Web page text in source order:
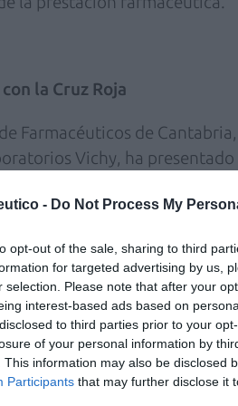
- Do Not Process My
opt-out of the sale, sharing to third
for targeted advertising by us,
selection. Please note that after your
interest-based ads based on
to third parties prior to your
of your personal information by
This information may also be disclosed
Participants that may further disclose it
la Cruz Roja
Farmacéuticos de
Vichy, ha presentado
iniciativa que destaca la
programa de
agua, y en la importancia
en tres escenarios muy
playas y oficinas de Cruz
de Marta Fernández-